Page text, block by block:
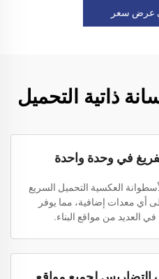
عرض سعر
ذاتية التحميل
في وحدة واحدة
العكسية التحميل السريع
أي معدات إضافية، مما يوفر
العديد من مواقع البناء.